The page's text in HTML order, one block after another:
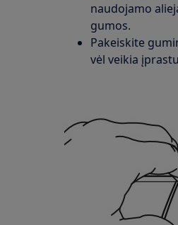
naudojamo
gumos.
Pakeiskite
vėl veikia